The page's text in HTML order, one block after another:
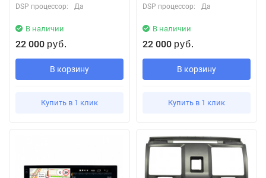
DSP процессор: Да
В наличии
22 000 руб.
В корзину
Купить в 1 клик
DSP процессор: Да
В наличии
22 000 руб.
В корзину
Купить в 1 клик